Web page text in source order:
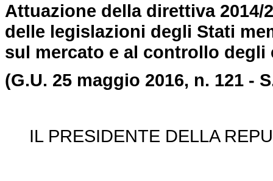
Attuazione della direttiva
delle legislazioni degli Stati
sul mercato e al controllo
(G.U. 25 maggio 2016, n. 121 -
IL PRESIDENTE DELLA